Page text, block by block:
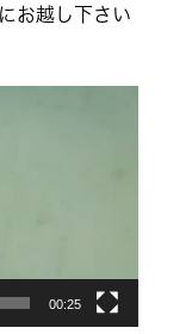
お越し下さい
00:25